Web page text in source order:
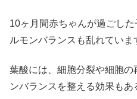
10ヶ月間赤ちゃんが過ごし
ルモンバランスも乱れていま
葉酸には、細胞分裂や細胞
ンバランスを整える効果も